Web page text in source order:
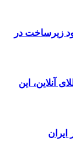
زیرساخت در
آنلاین، این